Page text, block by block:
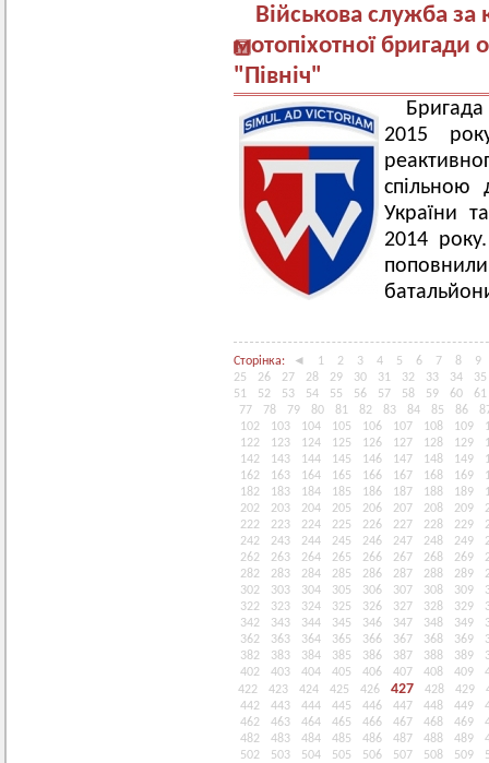
Військова служба за
мотопіхотної бригади
"Північ"
2015
спільною
України
2014
Сторінка: ◄ 1 2 3 4 5 6 7 8
9
25
26 27 28 29 30 31 32 33 34
35
51
52 53 54 55 56 57 58 59 60
61
77
78 79 80 81 82 83 84 85 86
102
103 104 105 106 107 108 109
122
123 124 125 126 127 128 129
142
143 144 145 146 147 148 149
162
163 164 165 166 167 168 169
182
183 184 185 186 187 188 189
202
203 204 205 206 207 208 209
222
223 224 225 226 227 228 229
242
243 244 245 246 247 248 249
262
263 264 265 266 267 268 269
282
283 284 285 286 287 288 289
302
303 304 305 306 307 308 309
322
323 324 325 326 327 328 329
342
343 344 345 346 347 348 349
362
363 364 365 366 367 368 369
382
383 384 385 386 387 388 389
402
403 404 405 406 407 408 409
422
423 424 425 426 427 428 429
442
443 444 445 446 447 448 449
462
463 464 465 466 467 468 469
482
483 484 485 486 487 488 489
502
503 504 505 506 507 508 509